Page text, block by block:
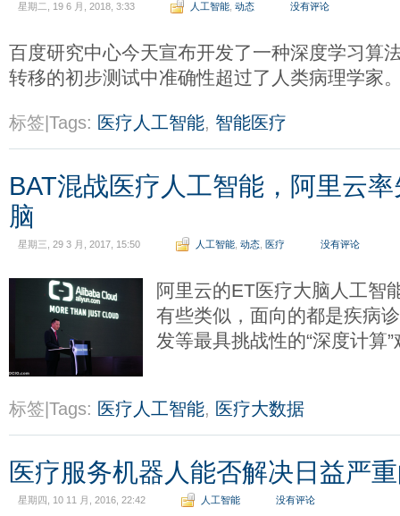
星期二, 19 6 月, 2018, 3:33 人工智能 动态 没有评论
百度研究中心今天宣布开发了一种深度学习算
转移的初步测试中准确性超过了人类病理学家
标签|Tags: 医疗人工智能, 智能医疗
BAT混战医疗人工智能，阿里云
脑
星期三, 29 3 月, 2017, 15:50 人工智能 动态 医疗 没有评论
阿里云的ET医疗大脑人工智
有些类似，面向的都是疾病
发等最具挑战性的“深度计算
标签|Tags: 医疗人工智能, 医疗大数据
医疗服务机器人能否解决日益严
星期四, 10 11 月, 2016, 22:42 人工智能 没有评论